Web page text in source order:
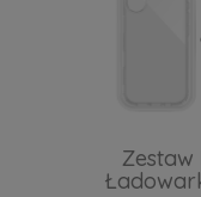
Zestaw